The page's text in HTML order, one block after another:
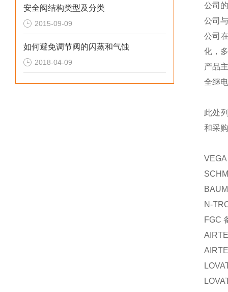
安全阀结构类型及分类
2015-09-09
如何避免调节阀的闪蒸和气蚀
2018-04-09
公司
公司
公司
化，
产品
全继
此处
和采
VEGA
N-
FGC